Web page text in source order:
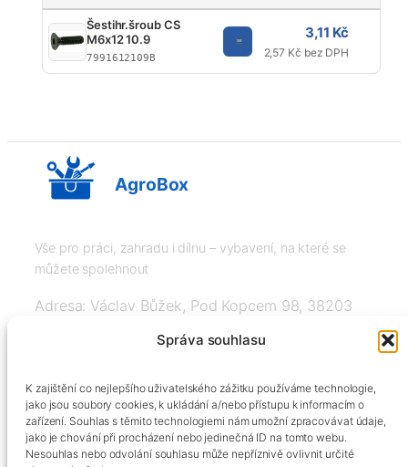
Správa souhlasu
K zajištění co nejlepšího uživatelského zážitku používáme technologie,
jako jsou soubory cookies, k ukládání a/nebo přístupu k informacím o
zařízení. Souhlas s těmito technologiemi nám umožní zpracovávat údaje,
jako je chování při procházení nebo jedinečná ID na tomto webu.
Nesouhlas nebo odvolání souhlasu může nepříznivě ovlivnit určité
Šestihr.šroub CS
M6x12 10.9
7991612109B
3,11 Kč
2,57 Kč bez DPH
AgroBox
Vše pro práci, zahradu i dílnu – vybavení, na které se
můžete spolehnout
Adresa: Václav Bůžek, Pod Kopcem 98, 38203
+420606334248, info@agrobox.cz